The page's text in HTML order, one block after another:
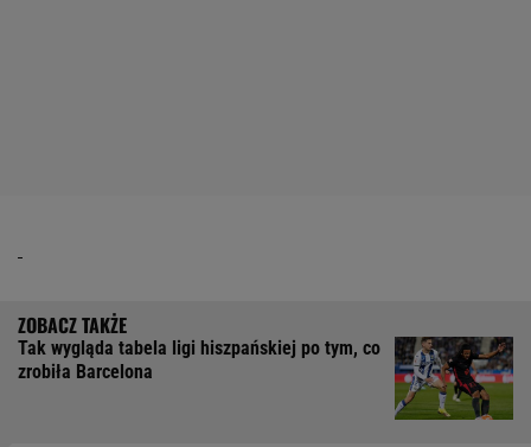
Tak wygląda tabela ligi hiszpańskiej po tym, co
zrobiła Barcelona